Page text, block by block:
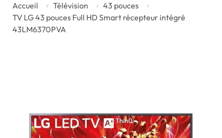
Accueil Télévision
43 pouces
TV LG 43 pouces Full HD Smart récepteur intégré
43LM6370PVA